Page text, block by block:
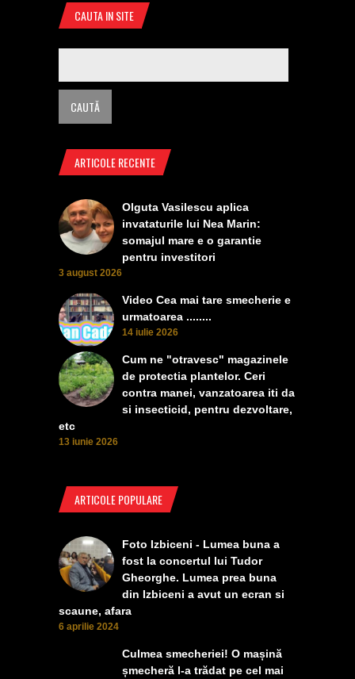
CAUTA IN SITE
ARTICOLE RECENTE
Olguta Vasilescu aplica
invataturile lui Nea Marin:
somajul mare e o garantie
pentru investitori
3 august 2026
Video Cea mai tare smecherie e
urmatoarea ........
14 iulie 2026
Cum ne "otravesc" magazinele
de protectia plantelor. Ceri
contra manei, vanzatoarea iti da
si insecticid, pentru dezvoltare,
etc
13 iunie 2026
ARTICOLE POPULARE
Foto Izbiceni - Lumea buna a
fost la concertul lui Tudor
Gheorghe. Lumea prea buna
din Izbiceni a avut un ecran si
scaune, afara
6 aprilie 2024
Culmea smecheriei! O mașină
șmecheră l-a trădat pe cel mai